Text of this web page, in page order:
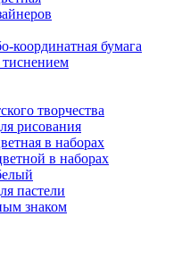
координатная бумага
тиснением
творчества
рисования
в наборах
в наборах
пастели
знаком